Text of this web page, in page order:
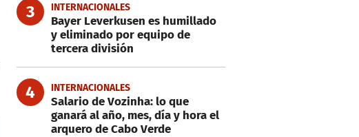
3 INTERNACIONALES
Bayer Leverkusen es humillado
y eliminado por equipo de
tercera división
4 INTERNACIONALES
Salario de Vozinha: lo que
ganará al año, mes, día y hora el
arquero de Cabo Verde